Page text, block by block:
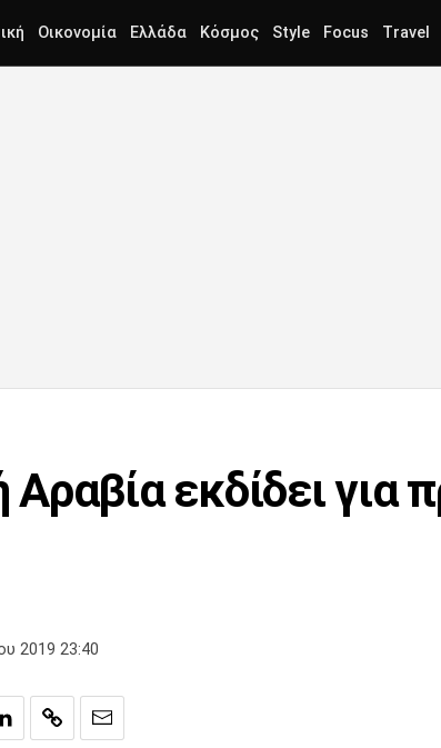
Οικονομία Ελλάδα Κόσμος Style Focus Travel
Αραβία εκδίδει για
2019 23:40